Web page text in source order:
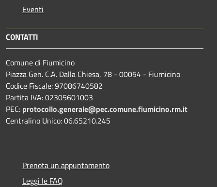
Eventi
CONTATTI
Comune di Fiumicino
Piazza Gen. C.A. Dalla Chiesa, 78 - 00054 - Fiumicino
Codice Fiscale: 97086740582
Partita IVA: 02305601003
PEC: protocollo.generale@pec.comune.fiumicino.rm.it
Centralino Unico: 06.65210.245
Prenota un appuntamento
Leggi le FAQ